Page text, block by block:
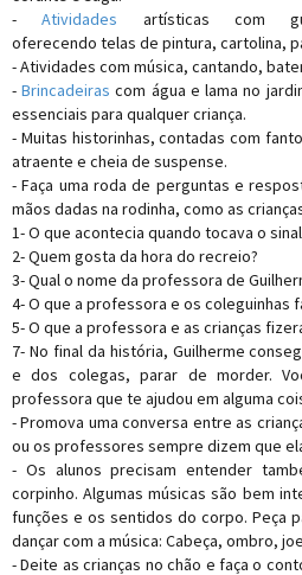
-Atividades artísticas com
oferecendo telas de pintura, cartolina,
- Atividades com música, cantando,
-Brincadeirascom água e lama no
essenciais para qualquer criança.
- Muitas historinhas, contadas com
atraente e cheia de suspense.
- Faça uma roda de perguntas e
mãos dadas na rodinha, como as
1- O que acontecia quando tocava o
2- Quem gosta da hora do recreio?
3- Qual o nome da professora de
4- O que a professora e os coleguinhas
5- O que a professora e as crianças
7- No final da história, Guilherme
e dos colegas, parar de morder.
professora que te ajudou em alguma
- Promova uma conversa entre as
ou os professores sempre dizem que
- Os alunos precisam entender
corpinho. Algumas músicas são bem
funções e os sentidos do corpo. Peça
dançar com a música: Cabeça, ombro,
- Deite as crianças no chão e faça o